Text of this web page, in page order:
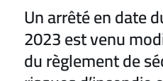
Un arrêté en date
2023 est venu
du règlement de